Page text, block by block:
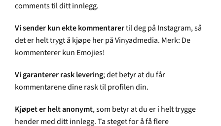
comments til ditt innlegg.
Vi sender kun ekte kommentarertil deg på Instagram, så
det er helt trygt å kjøpe her på Vinyadmedia. Merk: De
kommenterer kun Emojies!
Vi garanterer rask levering; det betyr at du får
kommentarene dine rask til profilen din.
Kjøpet er helt anonymt, som betyr at du er i helt trygge
hender med ditt innlegg. Ta steget for å få flere